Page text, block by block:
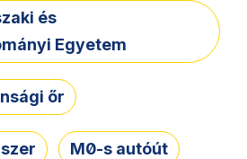
és
Egyetem
őr
M0-s autóút